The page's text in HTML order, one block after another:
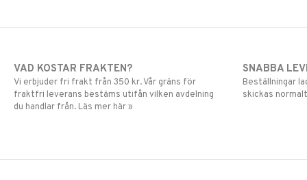
VAD KOSTAR FRAKTEN?
Vi erbjuder fri frakt från 350 kr. Vår gräns för
fraktfri leverans bestäms utifån vilken avdelning
du handlar från. Läs mer här »
SNABBA
Beställningar
skickas